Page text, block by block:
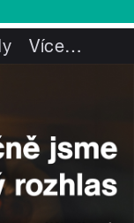
Více…